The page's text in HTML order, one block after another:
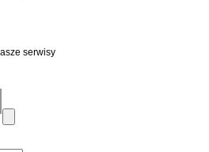
do serwisu
serwisy